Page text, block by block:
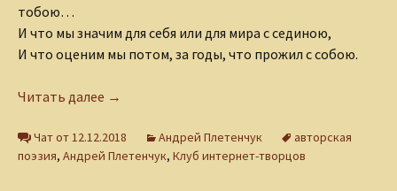
тобою…
И что мы значим для себя или для мира с сединою,
И что оценим мы потом, за годы, что прожил с собою.
Читать далее Декабрь
→
Чат от 12.12.2018 Андрей Плетенчук
авторская
поэзия, Андрей Плетенчук, Клуб интернет-творцов